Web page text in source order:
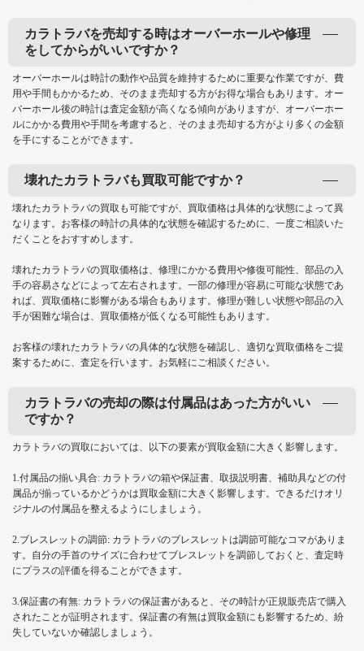
カラトラバを売却する時はオーバーホールや修理
をしてからがいいですか？
オーバーホールは時計の動作や品質を維持するために重要な作業ですが、費
用や手間もかかるため、そのまま売却する方がお得な場合もあります。オー
バーホール後の時計は査定金額が高くなる傾向がありますが、オーバーホー
ルにかかる費用や手間を考慮すると、そのまま売却する方がより多くの金額
を手にすることができます。
壊れたカラトラバも買取可能ですか？
壊れたカラトラバの買取も可能ですが、買取価格は具体的な状態によって異
なります。お客様の時計の具体的な状態を確認するために、一度ご相談いた
だくことをおすすめします。
壊れたカラトラバの買取価格は、修理にかかる費用や修復可能性、部品の入
手の容易さなどによって左右されます。一部の修理が容易に可能な状態であ
れば、買取価格に影響がある場合もあります。修理が難しい状態や部品の入
手が困難な場合は、買取価格が低くなる可能性もあります。
お客様の壊れたカラトラバの具体的な状態を確認し、適切な買取価格をご提
案するために、査定を行います。お気軽にご相談ください。
カラトラバの売却の際は付属品はあった方がいい
ですか？
カラトラバの買取においては、以下の要素が買取金額に大きく影響します。
1.付属品の揃い具合: カラトラバの箱や保証書、取扱説明書、補助具などの付
属品が揃っているかどうかは買取金額に大きく影響します。できるだけオリ
ジナルの付属品を整えるようにしましょう。
2.ブレスレットの調節: カラトラバのブレスレットは調節可能なコマがありま
す。自分の手首のサイズに合わせてブレスレットを調節しておくと、査定時
にプラスの評価を得ることができます。
3.保証書の有無: カラトラバの保証書があると、その時計が正規販売店で購入
されたことが証明されます。保証書の有無は買取金額にも影響するため、紛
失していないか確認しましょう。